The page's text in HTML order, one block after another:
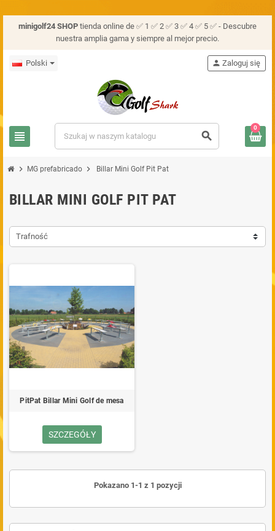
minigolf24 SHOP tienda online de ✅ 1 ✅ 2 ✅ 3 ✅ 4 ✅ 5 ✅ - Descubre
nuestra amplia gama y siempre al mejor precio.
Polski
view_headline search
person Zaloguj się
0
chevron_right MG prefabricado chevron_right Billar Mini Golf Pit Pat
BILLAR MINI GOLF PIT PAT
Trafność
PitPat Billar Mini Golf de mesa
SZCZEGÓŁY
Pokazano 1-1 z 1 pozycji